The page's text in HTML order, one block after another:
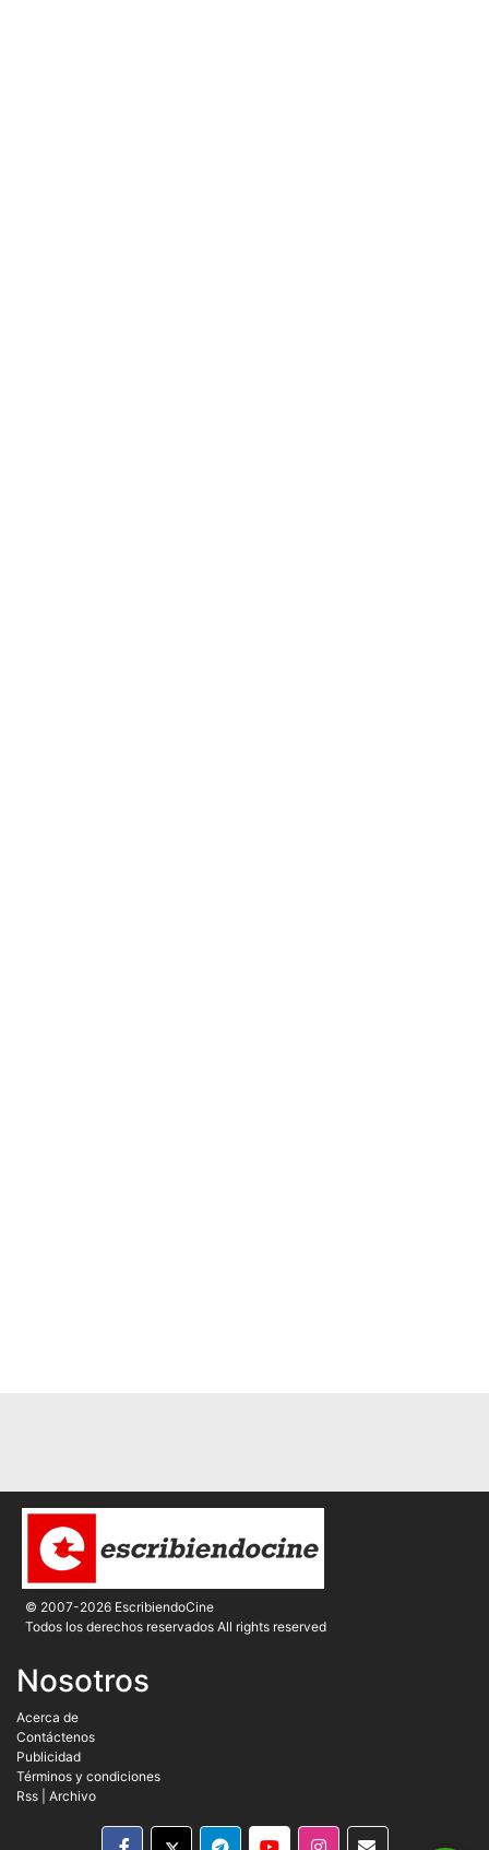
© 2007-2026 EscribiendoCine
Todos los derechos reservados All rights reserved
Nosotros
Acerca de
Contáctenos
Publicidad
Términos y condiciones
Rss
Archivo